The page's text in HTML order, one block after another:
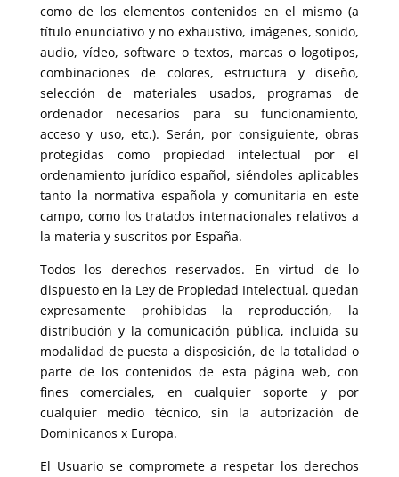
como de los elementos contenidos en el mismo (a
título enunciativo y no exhaustivo, imágenes, sonido,
audio, vídeo, software o textos, marcas o logotipos,
combinaciones de colores, estructura y diseño,
selección de materiales usados, programas de
ordenador necesarios para su funcionamiento,
acceso y uso, etc.). Serán, por consiguiente, obras
protegidas como propiedad intelectual por el
ordenamiento jurídico español, siéndoles aplicables
tanto la normativa española y comunitaria en este
campo, como los tratados internacionales relativos a
la materia y suscritos por España.
Todos los derechos reservados. En virtud de lo
dispuesto en la Ley de Propiedad Intelectual, quedan
expresamente prohibidas la reproducción, la
distribución y la comunicación pública, incluida su
modalidad de puesta a disposición, de la totalidad o
parte de los contenidos de esta página web, con
fines comerciales, en cualquier soporte y por
cualquier medio técnico, sin la autorización de
Dominicanos x Europa.
El Usuario se compromete a respetar los derechos